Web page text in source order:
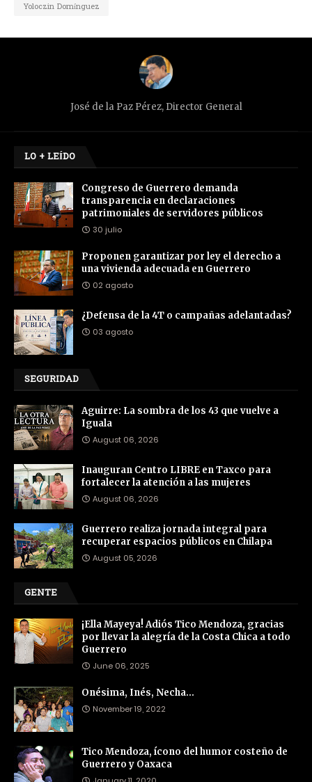
Yoloczin Domínguez
José de la Paz Pérez, Director General
LO + LEÍDO
Congreso de Guerrero demanda
transparencia en declaraciones
patrimoniales de servidores públicos
30 julio
Proponen garantizar por ley el derecho a
una vivienda adecuada en Guerrero
02 agosto
¿Defensa de la 4T o campañas adelantadas?
03 agosto
SEGURIDAD
Aguirre: La sombra de los 43 que vuelve a
Iguala
August 06, 2026
Inauguran Centro LIBRE en Taxco para
fortalecer la atención a las mujeres
August 06, 2026
Guerrero realiza jornada integral para
recuperar espacios públicos en Chilapa
August 05, 2026
GENTE
¡Ella Mayeya! Adiós Tico Mendoza, gracias
por llevar la alegría de la Costa Chica a todo
Guerrero
June 06, 2025
Onésima, Inés, Necha…
November 19, 2022
Tico Mendoza, ícono del humor costeño de
Guerrero y Oaxaca